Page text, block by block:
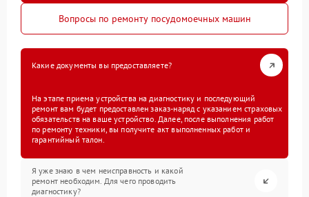
Вопросы по ремонту посудомоечных машин
Какие документы вы предоставляете?
На этапе приема устройства на диагностику и последующий
ремонт вам будет предоставлен заказ-наряд с указанием страховых
обязательств на ваше устройство. Далее, после выполнения работ
по ремонту техники, вы получите акт выполненных работ и
гарантийный талон.
Я уже знаю в чем неисправность и какой
ремонт необходим. Для чего проводить
диагностику?